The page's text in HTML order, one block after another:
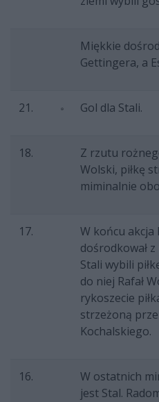
Miękkie
Gettingera, a
21. Gol dla Stali.
18.
Z rzutu
Wolski, piłkę
miminalnie
17.
W końcu akcja
dośrodkował
Stali wybili
do niej Rafał
rykoszecie
strzeżoną
Kochalskiego.
16.
W ostatnich
jest Stal.